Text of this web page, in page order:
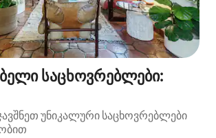
საცხოვრებლები:
უნიკალური საცხოვრებლები